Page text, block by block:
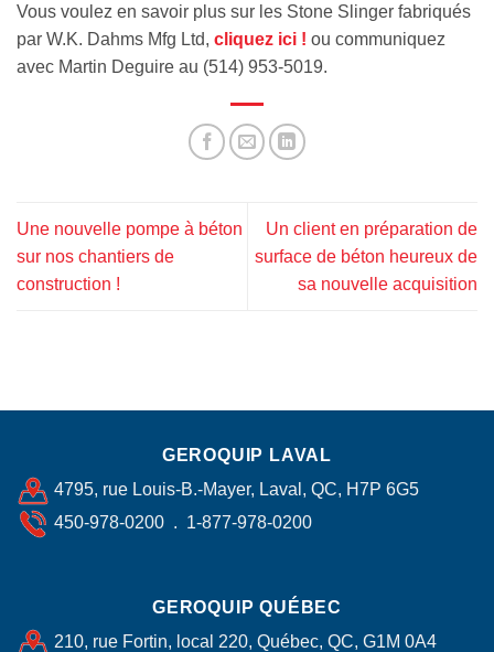
Vous voulez en savoir plus sur les Stone Slinger fabriqués
par W.K. Dahms Mfg Ltd, cliquez ici ! ou communiquez
avec Martin Deguire au (514) 953-5019.
Une nouvelle pompe à béton
sur nos chantiers de
construction !
Un client en préparation de
surface de béton heureux de
sa nouvelle acquisition
GEROQUIP LAVAL
4795, rue Louis-B.-Mayer, Laval, QC, H7P 6G5
450-978-0200 . 1-877-978-0200
GEROQUIP QUÉBEC
210, rue Fortin, local 220, Québec, QC, G1M 0A4